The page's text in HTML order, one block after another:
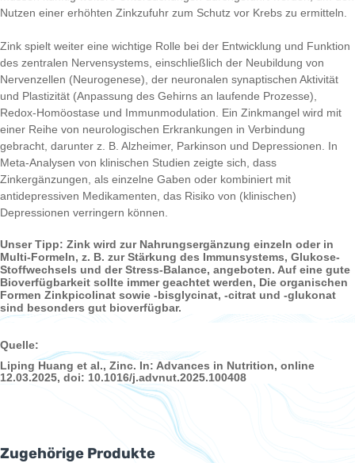
Nutzen einer erhöhten Zinkzufuhr zum Schutz vor Krebs zu ermitteln.
Zink spielt weiter eine wichtige Rolle bei der Entwicklung und Funktion
des zentralen Nervensystems, einschließlich der Neubildung von
Nervenzellen (Neurogenese), der neuronalen synaptischen Aktivität
und Plastizität (Anpassung des Gehirns an laufende Prozesse),
Redox-Homöostase und Immunmodulation. Ein Zinkmangel wird mit
einer Reihe von neurologischen Erkrankungen in Verbindung
gebracht, darunter z. B. Alzheimer, Parkinson und Depressionen. In
Meta-Analysen von klinischen Studien zeigte sich, dass
Zinkergänzungen, als einzelne Gaben oder kombiniert mit
antidepressiven Medikamenten, das Risiko von (klinischen)
Depressionen verringern können.
Unser Tipp: Zink wird zur Nahrungsergänzung einzeln oder in
Multi-Formeln, z. B. zur Stärkung des Immunsystems, Glukose-
Stoffwechsels und der Stress-Balance, angeboten. Auf eine gute
Bioverfügbarkeit sollte immer geachtet werden, Die organischen
Formen Zinkpicolinat sowie -bisglycinat, -citrat und -glukonat
sind besonders gut bioverfügbar.
Quelle:
Liping Huang et al., Zinc. In: Advances in Nutrition, online
12.03.2025, doi: 10.1016/j.advnut.2025.100408
Produktgalerie überspringen
Zugehörige Produkte